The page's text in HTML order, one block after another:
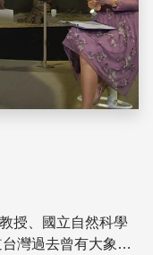
授、國立自然科學
灣過去曾有大象居